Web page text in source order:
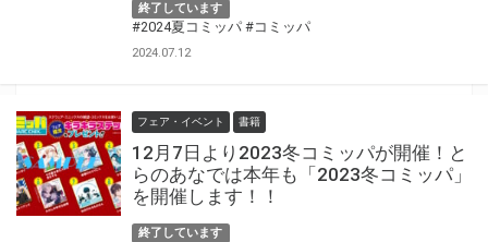
終了しています
#2024夏コミッパ #コミッパ
2024.07.12
フェア・イベント 書籍
12月7日より2023冬コミッパが開催！と
らのあなでは本年も「2023冬コミッパ」
を開催します！！
終了しています